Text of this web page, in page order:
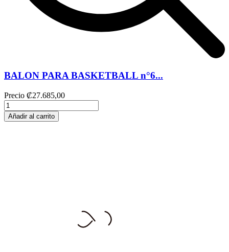
BALON PARA BASKETBALL n°6...
Precio ₡27.685,00
Añadir al carrito